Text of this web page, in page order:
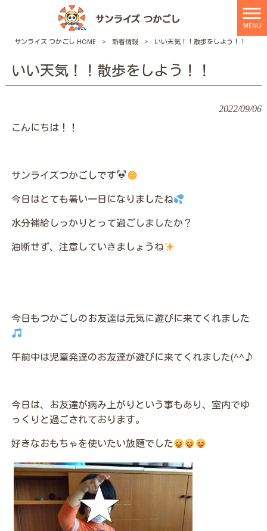
MENU
サンライズ つかごし HOME > 新着情報 > いい天気！！散歩をしよう！！
いい天気！！散歩をしよう！！
2022/09/06
こんにちは！！
サンライズつかごしです
今日はとても暑い一日になりましたね
水分補給しっかりとって過ごしましたか？
油断せず、注意していきましょうね
今日もつかごしのお友達は元気に遊びに来てくれました
午前中は児童発達のお友達が遊びに来てくれました(^^♪
今日は、お友達が病み上がりという事もあり、室内でゆ
っくりと過ごされております。
好きなおもちゃを使いたい放題でした